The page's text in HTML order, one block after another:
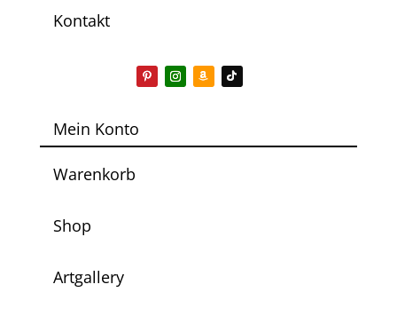
Kontakt
Mein Konto
Warenkorb
Shop
Artgallery